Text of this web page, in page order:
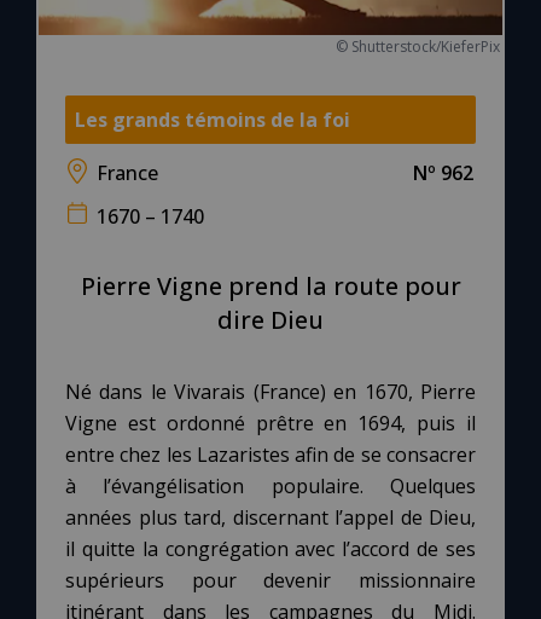
La chaîne Youtube
La vidéo de la semaine
Le compte Tiktok
Le magazine
Questions-réponses
Prier au quotidien
Avec Thérèse de Lisieux
© Shutterstock/KieferPix
Les grands témoins de la foi
France
Nº 962
1670 – 1740
Pierre Vigne prend la route pour
dire Dieu
Né dans le Vivarais (France) en 1670, Pierre
Vigne est ordonné prêtre en 1694, puis il
entre chez les Lazaristes afin de se consacrer
à l’évangélisation populaire. Quelques
années plus tard, discernant l’appel de Dieu,
il quitte la congrégation avec l’accord de ses
supérieurs pour devenir missionnaire
itinérant dans les campagnes du Midi.